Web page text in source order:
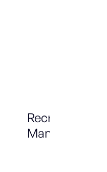
Recrutement
Manager de